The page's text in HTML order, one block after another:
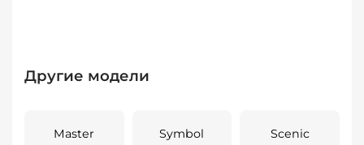
Другие модели
Master Symbol Scenic